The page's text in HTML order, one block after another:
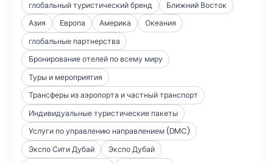
глобальный туристический бренд
Ближний Восток
Азия
Европа Америка
Океания
глобальные партнерства
Бронирование отелей по всему миру
Туры и мероприятия
Трансферы из аэропорта и частный транспорт
Индивидуальные туристические пакеты
Услуги по управлению направлением (DMC)
Экспо Сити Дубай
Экспо Дубай